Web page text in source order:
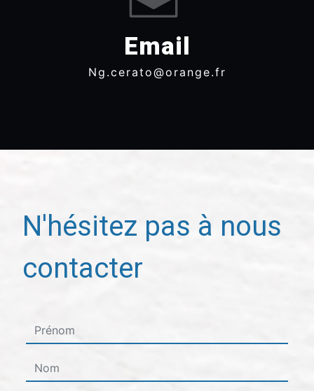
Email
ng.cerato@orange.fr
N'hésitez pas à nous
contacter